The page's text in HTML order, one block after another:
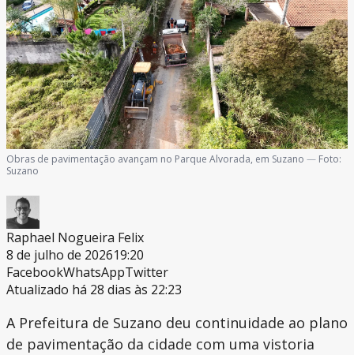
Obras de pavimentação avançam no Parque Alvorada, em Suzano — Foto:
Suzano
Raphael Nogueira Felix
8 de julho de 202619:20
FacebookWhatsAppTwitter
Atualizado há 28 dias às 22:23
A Prefeitura de Suzano deu continuidade ao plano
de pavimentação da cidade com uma vistoria